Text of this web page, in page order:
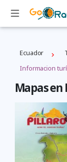
Ecuador
Informacion
Mapas en